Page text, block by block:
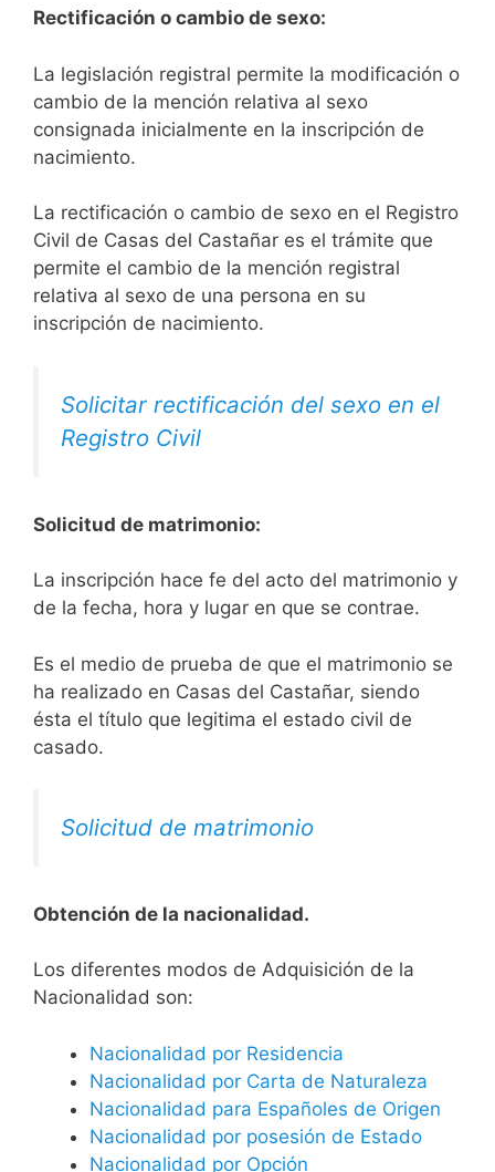
Rectificación o cambio de sexo:
La legislación registral permite la modificación o
cambio de la mención relativa al sexo
consignada inicialmente en la inscripción de
nacimiento.
La rectificación o cambio de sexo en el Registro
Civil de Casas del Castañar es el trámite que
permite el cambio de la mención registral
relativa al sexo de una persona en su
inscripción de nacimiento.
Solicitar rectificación del sexo en el
Registro Civil
Solicitud de matrimonio:
La inscripción hace fe del acto del matrimonio y
de la fecha, hora y lugar en que se contrae.
Es el medio de prueba de que el matrimonio se
ha realizado en Casas del Castañar, siendo
ésta el título que legitima el estado civil de
casado.
Solicitud de matrimonio
Obtención de la nacionalidad.
​​​Los diferentes modos de Adquisición de la
Nacionalidad son:
Nacionalidad por Residencia
Nacionalidad por Carta de Naturaleza
Nacionalidad para Españoles de Origen
Nacionalidad por posesión de Estado
Nacionalidad por Opción